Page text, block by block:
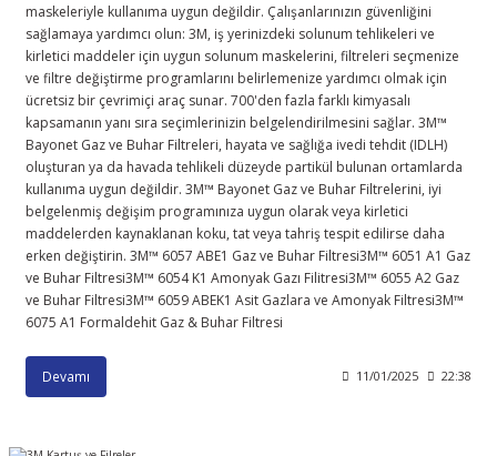
maskeleriyle kullanıma uygun değildir. Çalışanlarınızın güvenliğini
sağlamaya yardımcı olun: 3M, iş yerinizdeki solunum tehlikeleri ve
kirletici maddeler için uygun solunum maskelerini, filtreleri seçmenize
ve filtre değiştirme programlarını belirlemenize yardımcı olmak için
ücretsiz bir çevrimiçi araç sunar. 700'den fazla farklı kimyasalı
kapsamanın yanı sıra seçimlerinizin belgelendirilmesini sağlar. 3M™️
Bayonet Gaz ve Buhar Filtreleri, hayata ve sağlığa ivedi tehdit (IDLH)
oluşturan ya da havada tehlikeli düzeyde partikül bulunan ortamlarda
kullanıma uygun değildir. 3M™️ Bayonet Gaz ve Buhar Filtrelerini, iyi
belgelenmiş değişim programınıza uygun olarak veya kirletici
maddelerden kaynaklanan koku, tat veya tahriş tespit edilirse daha
erken değiştirin. 3M™ 6057 ABE1 Gaz ve Buhar Filtresi ​ 3M™ 6051 A1 Gaz
ve Buhar Filtresi ​ 3M™ 6054 K1 Amonyak Gazı Filitresi ​ 3M™ 6055 A2 Gaz
ve Buhar Filtresi ​ 3M™ 6059 ABEK1 Asit Gazlara ve Amonyak Filtresi ​ 3M™
6075 A1 Formaldehit Gaz & Buhar Filtresi
Devamı 11/01/2025 22:38